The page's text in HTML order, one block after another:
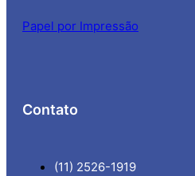
Papel por Impressão
Contato
(11) 2526-1919